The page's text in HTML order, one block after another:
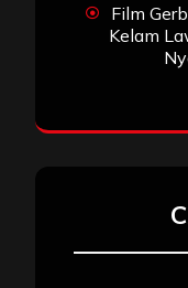
Film
Kelam